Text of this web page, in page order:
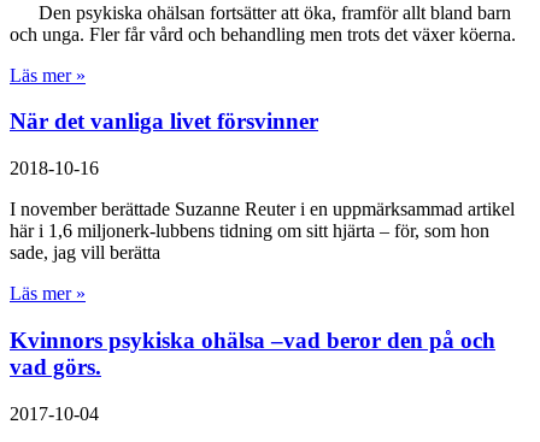
Den psykiska ohälsan fortsätter att öka, framför allt bland barn
och unga. Fler får vård och behandling men trots det växer köerna.
Läs mer »
När det vanliga livet försvinner
2018-10-16
I november berättade Suzanne Reuter i en uppmärksammad artikel
här i 1,6 miljonerk-lubbens tidning om sitt hjärta – för, som hon
sade, jag vill berätta
Läs mer »
Kvinnors psykiska ohälsa –vad beror den på och
vad görs.
2017-10-04